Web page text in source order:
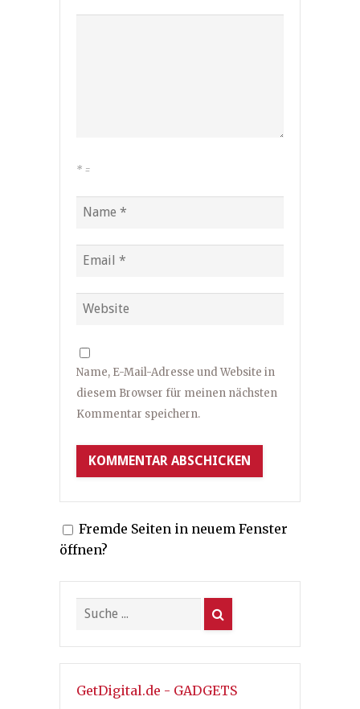
* =
Name, E-Mail-Adresse und Website in
diesem Browser für meinen nächsten
Kommentar speichern.
Fremde Seiten in neuem Fenster
öffnen?
GetDigital.de - GADGETS